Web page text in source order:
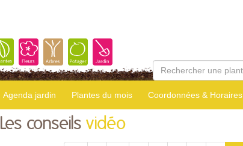
Agenda jardin Plantes du mois Coordonnées & Horaires
Les conseils vidéo